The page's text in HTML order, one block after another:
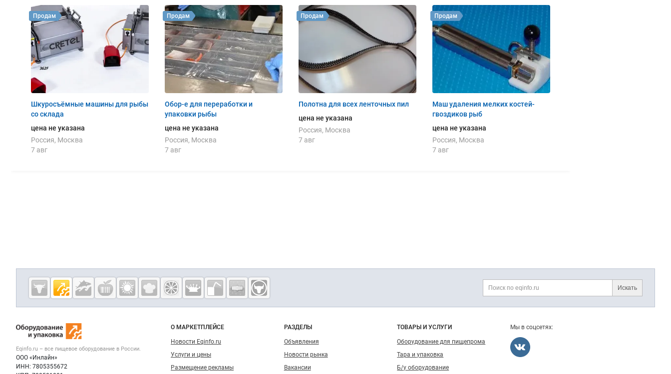
Шкуросъёмные машины для рыбы
со склада
цена не указана
Россия, Москва
7 авг
Продам
Обор-е для переработки и
упаковки рыбы
цена не указана
Россия, Москва
7 авг
Продам
Полотна для всех ленточных пил
цена не указана
Россия, Москва
7 авг
Продам
Маш удаления мелких костей-
гвоздиков рыб
цена не указана
Россия, Москва
7 авг
Продам
Дополнительная информация
Искать
Cсылки на полезные проекты
Eqinfo.ru —
пищевое
и упаковка
Важные разделы и контакты
Eqinfo.ru – все пищевое оборудование в России.
ООО «Инлайн»
ИНН: 7805355672
Навигация по сайту
О МАРКЕТПЛЕЙСЕ
Новости Eqinfo.ru
Услуги и цены
Размещение рекламы
РАЗДЕЛЫ
Объявления
Новости рынка
Вакансии
ТОВАРЫ И УСЛУГИ
Оборудование для пищепрома
Тара и упаковка
Б/у оборудование
Мы в соцсетях: